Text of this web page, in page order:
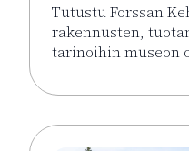
Tutustu Forssan
rakennusten,
tarinoihin museon
Lue lisää